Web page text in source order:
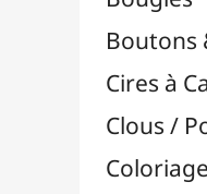
Fils Métalliques
Fleurs en Papier &
Horlogerie -
Masques
Massicots & Lames